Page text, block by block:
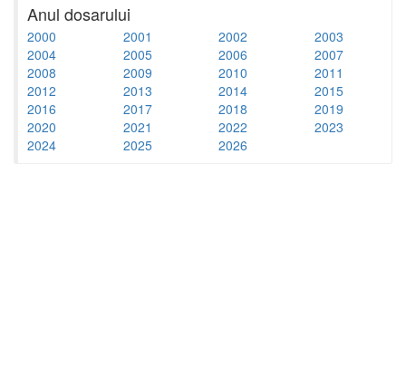
Anul dosarului
2000 2001 2002
2003
2004
2005 2006
2007
2008
2009 2010
2011
2012
2013 2014
2015
2016
2017 2018
2019
2020
2021 2022
2023
2024
2025 2026